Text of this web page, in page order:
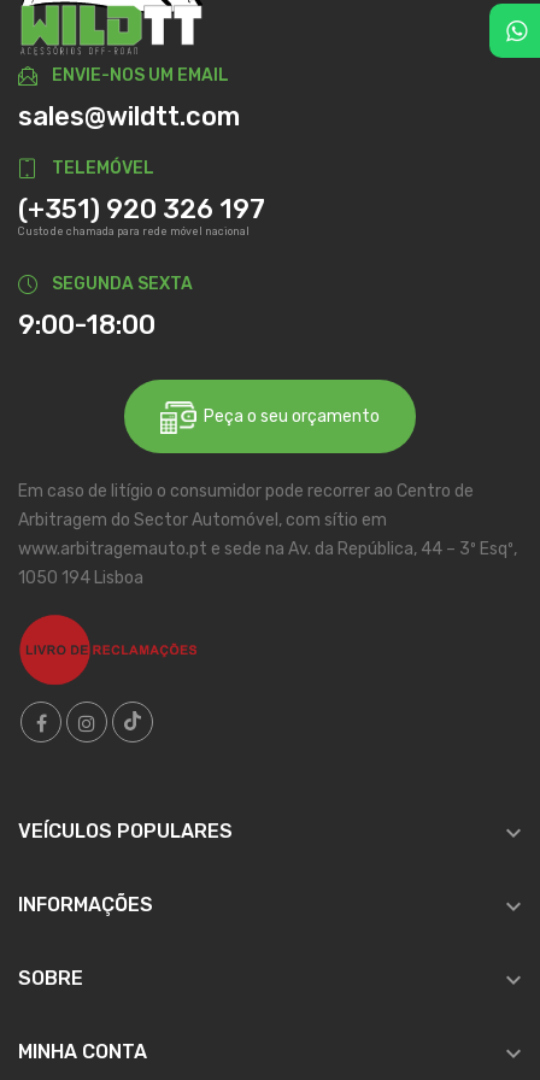
ENVIE-NOS UM EMAIL
sales@wildtt.com
TELEMÓVEL
(+351) 920 326 197
Custo de chamada para rede móvel nacional
SEGUNDA SEXTA
9:00-18:00
Peça o seu orçamento
Em caso de litígio o consumidor pode recorrer ao Centro de
Arbitragem do Sector Automóvel, com sítio em
www.arbitragemauto.pt e sede na Av. da República, 44 – 3º Esqº,
1050 194 Lisboa
VEÍCULOS POPULARES 
INFORMAÇÕES 
SOBRE 
MINHA CONTA 